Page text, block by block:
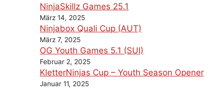
NinjaSkillz Games 25.1
März 14, 2025
Ninjabox Quali Cup (AUT)
März 7, 2025
OG Youth Games 5.1 (SUI)
Februar 2, 2025
KletterNinjas Cup – Youth Season Opener
Januar 11, 2025